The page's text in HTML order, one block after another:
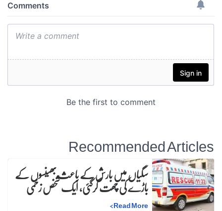
سگیاں میں بارش کے باعث بھینسوں کے
باڑے کی چھت گرگئی، ایک شخص زخمی
Read More
>